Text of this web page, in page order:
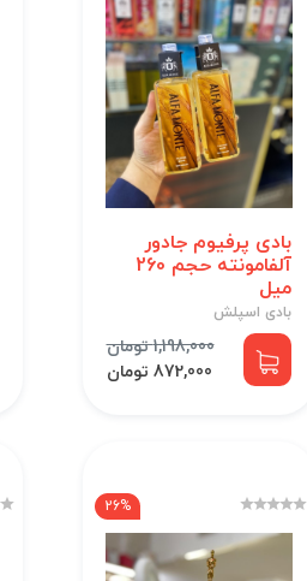
بادی پرفیوم جادور
آلفامونته حجم 260
میل
بادی اسپلش
1,198,000 تومان
872,000 تومان
26%